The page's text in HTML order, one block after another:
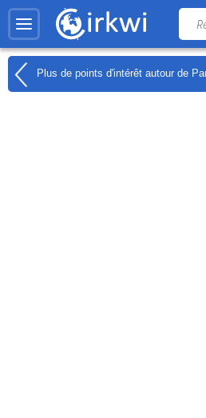
Plus de points d'intérêt autour de